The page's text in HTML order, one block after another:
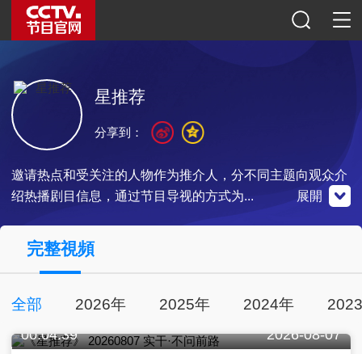
星推荐
邀请热点和受关注的人物作为推介人，分不同主题向观众介
绍热播剧目信息，通过节目导视的方式为...
央視影音
點擊下載
展開
分享到：
完整視頻
全部 2026年 2025年 2024年
00:04:39 2026-08-07